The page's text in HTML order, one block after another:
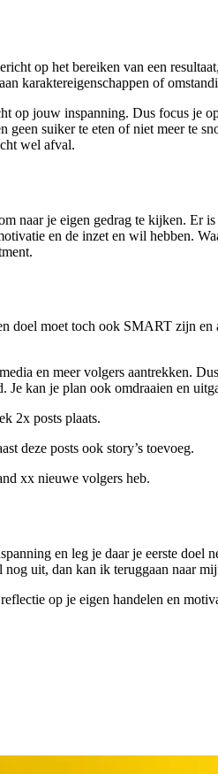
op het bereiken van een
karaktereigenschappen of
op jouw inspanning. Dus focus je
geen suiker te eten of niet meer te
wel afval.
naar je eigen gedrag te kijken. Er
en de inzet en wil hebben.
doel moet toch ook SMART zijn en
en meer volgers aantrekken.
Je kan je plan ook omdraaien en
2x posts plaats.
deze posts ook story’s toevoeg.
xx nieuwe volgers heb.
en leg je daar je eerste
uit, dan kan ik teruggaan naar
op je eigen handelen en